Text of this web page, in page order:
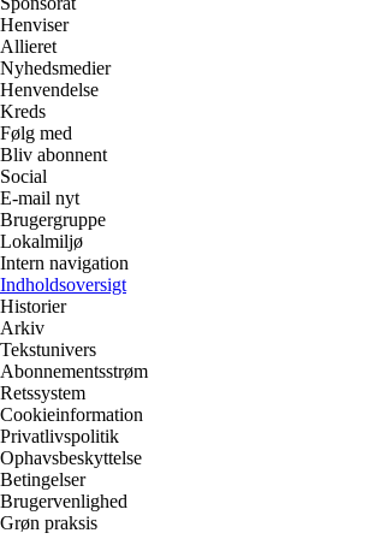
Henviser
Allieret
Nyhedsmedier
Henvendelse
Kreds
Følg med
Bliv abonnent
Social
E-mail nyt
Brugergruppe
Lokalmiljø
Intern navigation
Indholdsoversigt
Historier
Arkiv
Tekstunivers
Abonnementsstrøm
Retssystem
Cookieinformation
Privatlivspolitik
Ophavsbeskyttelse
Betingelser
Brugervenlighed
Grøn praksis